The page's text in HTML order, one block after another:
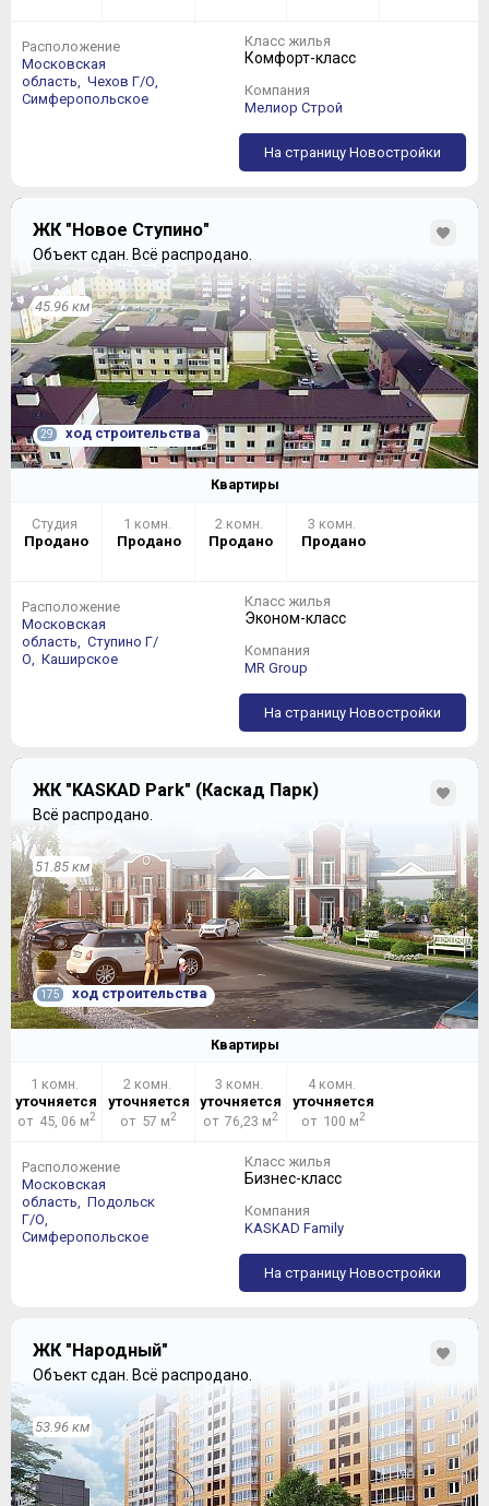
Расположение
Московская
область, Чехов Г/О,
Симферопольское
Класс жилья
Комфорт-класс
Компания
Мелиор Строй
На страницу Новостройки
ЖК "Новое Ступино"
Объект сдан. Всё распродано.
45.96 км
29 ход строительства
Квартиры
Студия
Продано
1 комн.
Продано
2 комн.
Продано
3 комн.
Продано
Расположение
Московская
область, Ступино Г/
О, Каширское
Класс жилья
Эконом-класс
Компания
MR Group
На страницу Новостройки
ЖК "KASKAD Park" (Каскад Парк)
Всё распродано.
51.85 км
175 ход строительства
Квартиры
1 комн.
уточняется
от 45, 06 м2
2 комн.
уточняется
от 57 м2
3 комн.
уточняется
от 76,23 м2
4 комн.
уточняется
от 100 м2
Расположение
Московская
область, Подольск
Г/О,
Симферопольское
Класс жилья
Бизнес-класс
Компания
KASKAD Family
На страницу Новостройки
ЖК "Народный"
Объект сдан. Всё распродано.
53.96 км